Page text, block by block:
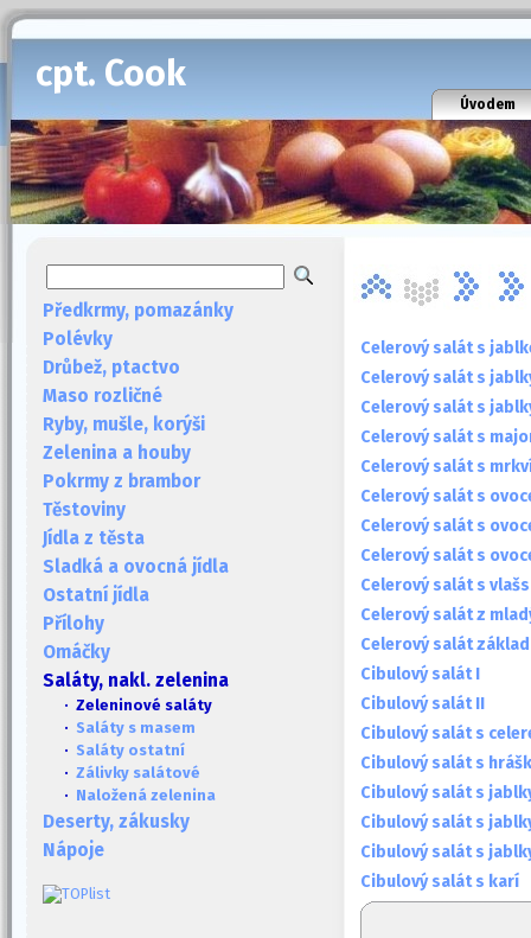
cpt. Cook
Úvodem
Předkrmy, pomazánky
Polévky
Drůbež, ptactvo
Maso rozličné
Ryby, mušle, korýši
Zelenina a houby
Pokrmy z brambor
Těstoviny
Jídla z těsta
Sladká a ovocná jídla
Ostatní jídla
Přílohy
Omáčky
Saláty, nakl. zelenina
· Zeleninové saláty
· Saláty s masem
· Saláty ostatní
· Zálivky salátové
· Naložená zelenina
Deserty, zákusky
Nápoje
Celerový salát s
Celerový salát s
Celerový salát s
Celerový salát s
Celerový salát s
Celerový salát s
Celerový salát s
Celerový salát s
Celerový salát s
Celerový salát z
Celerový salát
Cibulový salát I
Cibulový salát II
Cibulový salát s
Cibulový salát s
Cibulový salát s
Cibulový salát s
Cibulový salát s
Cibulový salát s karí